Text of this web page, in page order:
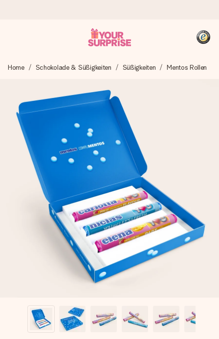
Wir bereiten dein Geschenk sorgfältig vor und schicken es
4,8 (basierend auf +15.000 Bewertungen)
Unsere Geschenke begeistern. Kunden bewerten uns mit
4,8 bei Google Reviews (Gesamtergebnis aller Länder, in
die wir versenden).
+49 39292 929695
Montag - Freitag : 8:30 - 17:00 Uhr
Samstag - Sonntag : 8:30 - 13:00 Uhr
Home Schokolade & Süßigkeiten Süßigkeiten Mentos Rollen